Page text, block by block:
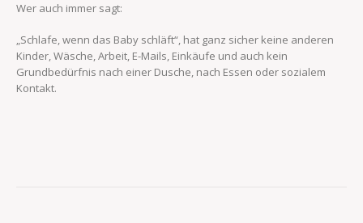
Wer auch immer sagt:
„Schlafe, wenn das Baby schläft“, hat ganz sicher keine anderen
Kinder, Wäsche, Arbeit, E-Mails, Einkäufe und auch kein
Grundbedürfnis nach einer Dusche, nach Essen oder sozialem
Kontakt.